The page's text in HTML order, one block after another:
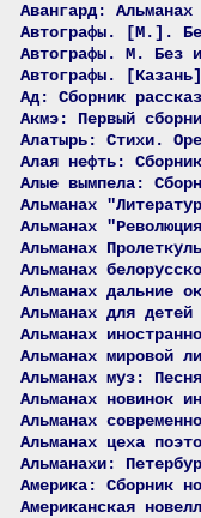
Авангард:
Автографы. [М.].
Автографы. М. Без
Автографы.
Ад: Сборник
Акмэ: Первый
Алатырь: Стихи.
Алая нефть:
Алые вымпела:
Альманах
Альманах
Альманах
Альманах
Альманах дальние
Альманах для
Альманах
Альманах мировой
Альманах муз:
Альманах новинок
Альманах
Альманах цеха
Альманахи:
Америка: Сборник
Американская